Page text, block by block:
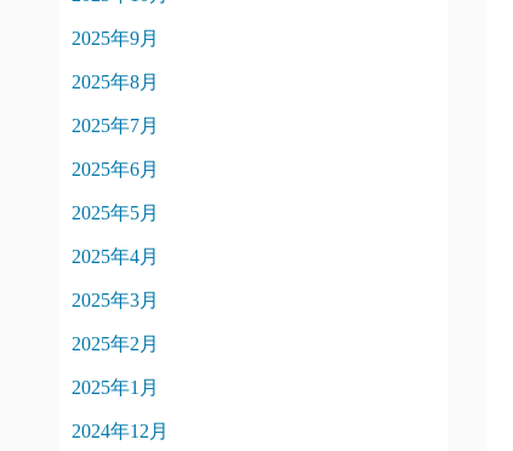
2025年9月
2025年8月
2025年7月
2025年6月
2025年5月
2025年4月
2025年3月
2025年2月
2025年1月
2024年12月